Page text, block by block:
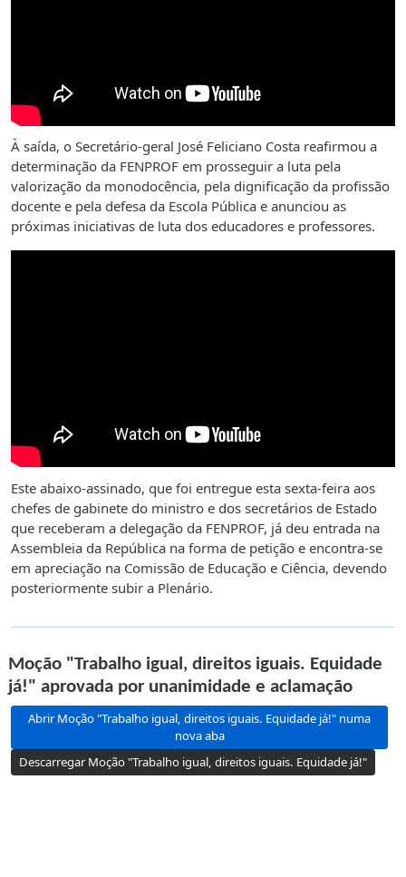
À saída, o Secretário-geral José Feliciano Costa reafirmou a
determinação da FENPROF em prosseguir a luta pela
valorização da monodocência, pela dignificação da profissão
docente e pela defesa da Escola Pública e anunciou as
próximas iniciativas de luta dos educadores e professores.
Este abaixo-assinado, que foi entregue esta sexta-feira aos
chefes de gabinete do ministro e dos secretários de Estado
que receberam a delegação da FENPROF, já deu entrada na
Assembleia da República na forma de petição e encontra-se
em apreciação na Comissão de Educação e Ciência, devendo
posteriormente subir a Plenário.
Moção "Trabalho igual, direitos iguais. Equidade
já!" aprovada por unanimidade e aclamação
Abrir Moção "Trabalho igual, direitos iguais. Equidade já!" numa
nova aba
Descarregar Moção "Trabalho igual, direitos iguais. Equidade já!"